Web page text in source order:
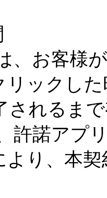
、お客様
リックし
されるま
許諾アプ
より、本